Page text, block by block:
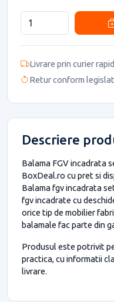
Livrare prin curier
Retur conform
Descriere
Balama FGV incadrata
BoxDeal.ro cu pret si
Balama fgv incadrata
fgv incadrate cu
orice tip de mobilier
balamale fac parte din
Produsul este potrivit
practica, cu informatii
livrare.